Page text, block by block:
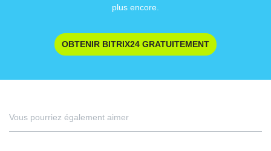
plus encore.
OBTENIR BITRIX24 GRATUITEMENT
Vous pourriez également aimer